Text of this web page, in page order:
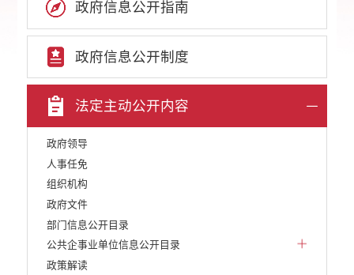
政府信息公开指南
政府信息公开制度
法定主动公开内容
政府领导
人事任免
组织机构
政府文件
部门信息公开目录
公共企事业单位信息公开目录
政策解读